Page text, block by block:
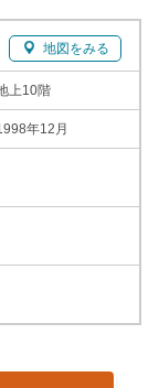
地図をみる
上10階
年12月